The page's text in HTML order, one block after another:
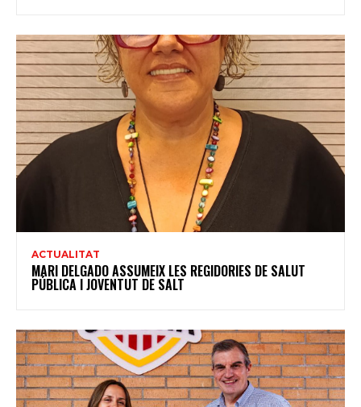
ACTUALITAT
MARI DELGADO ASSUMEIX LES REGIDORIES DE SALUT
PÚBLICA I JOVENTUT DE SALT